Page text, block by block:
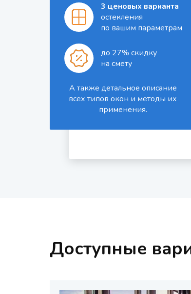
3 ценовых варианта
остекления
по вашим параметрам
до 27% скидку
на смету
А также детальное описание
всех типов окон и методы их
применения.
Доступные